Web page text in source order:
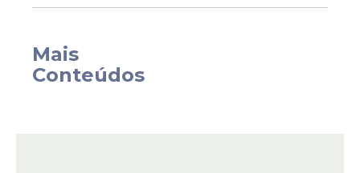
As empresas e instituições que queiram
atuar no programa precisam comunicar a
Mais
Conteúdos